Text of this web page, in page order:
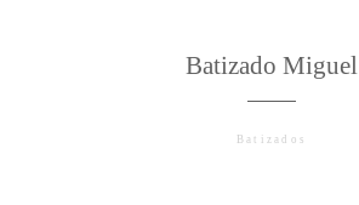
Batizado Miguel
Batizados